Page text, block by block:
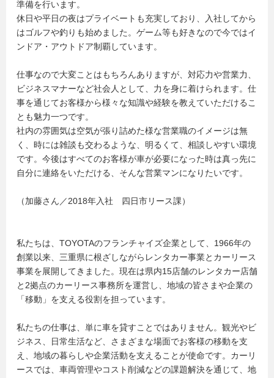
準備を行います。
休日や平日の夜はプライベートも充実しており、入社してから
はゴルフや釣りも始めました。ゲーム等も好きなので今ではイ
ンドア・アウトドア制覇しています。
仕事なので大変ことはもちろんありますが、対応力や営業力、
ビジネスマナーなど社会人として、力を身に着けられます。仕
事を通じてお客様から様々な知識や経験を教えていただけるこ
とも魅力一つです。
社内の雰囲気は空気が張り詰めた様な営業職のイメージは無
く、時には雑談も交わるような、明るくて、相談しやすい環境
です。今後はすべてのお客様が車が必要になった時は真っ先に
自分に連絡をいただける、そんな営業マンになりたいです。
（加藤さん／2018年入社 四日市リース課）
私たちは、TOYOTAのフランチャイズ企業として、1966年の
創業以来、三重県に根ざしながらレンタカー事業とカーリース
事業を展開してきました。現在は県内15店舗のレンタカー店舗
と2拠点のカーリース事務所を運営し、地域の皆さまや企業の
「移動」を支える役割を担っています。
私たちの仕事は、単に車を貸すことではありません。観光やビ
ジネス、日常生活など、さまざまな場面でお客様の移動を支
え、地域の暮らしや企業活動を支えることが使命です。カーリ
ースでは、車両管理やコスト削減などの課題解決を通じて、地